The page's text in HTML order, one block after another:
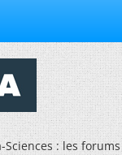
Sciences : les